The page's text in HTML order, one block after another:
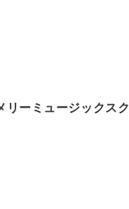
リーミュージックスク